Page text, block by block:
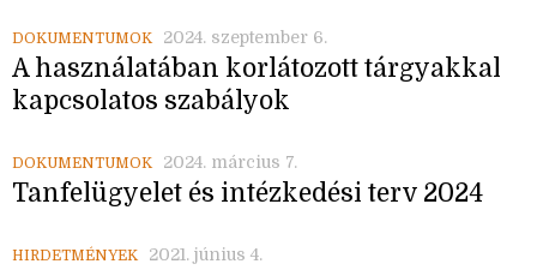
DOKUMENTUMOK 2024. szeptember 6.
A használatában korlátozott tárgyakkal
kapcsolatos szabályok
DOKUMENTUMOK 2024. március 7.
Tanfelügyelet és intézkedési terv 2024
HIRDETMÉNYEK 2021. június 4.